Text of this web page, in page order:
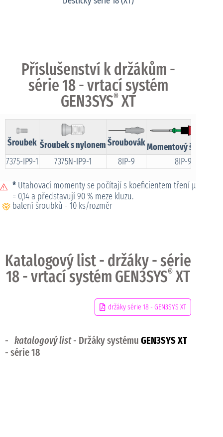
Příslušenství k držákům -
série 18 - vrtací systém
GEN3SYS®XT
Šroubek Šroubek s nylonemŠroubovákMomentový
7375-IP9-1
7375N-IP9-1 8IP-9 8IP-9TL
* Utahovací momenty se počítají s koeficientem tření μ
= 0,14 a představují 90 % meze kluzu.
balení šroubků - 10 ks/rozměr
Katalogový list - držáky - série
18 - vrtací systém GEN3SYS® XT
držáky série 18 - GEN3SYS XT
- katalogový list- Držáky systému GEN3SYS XT
- série 18